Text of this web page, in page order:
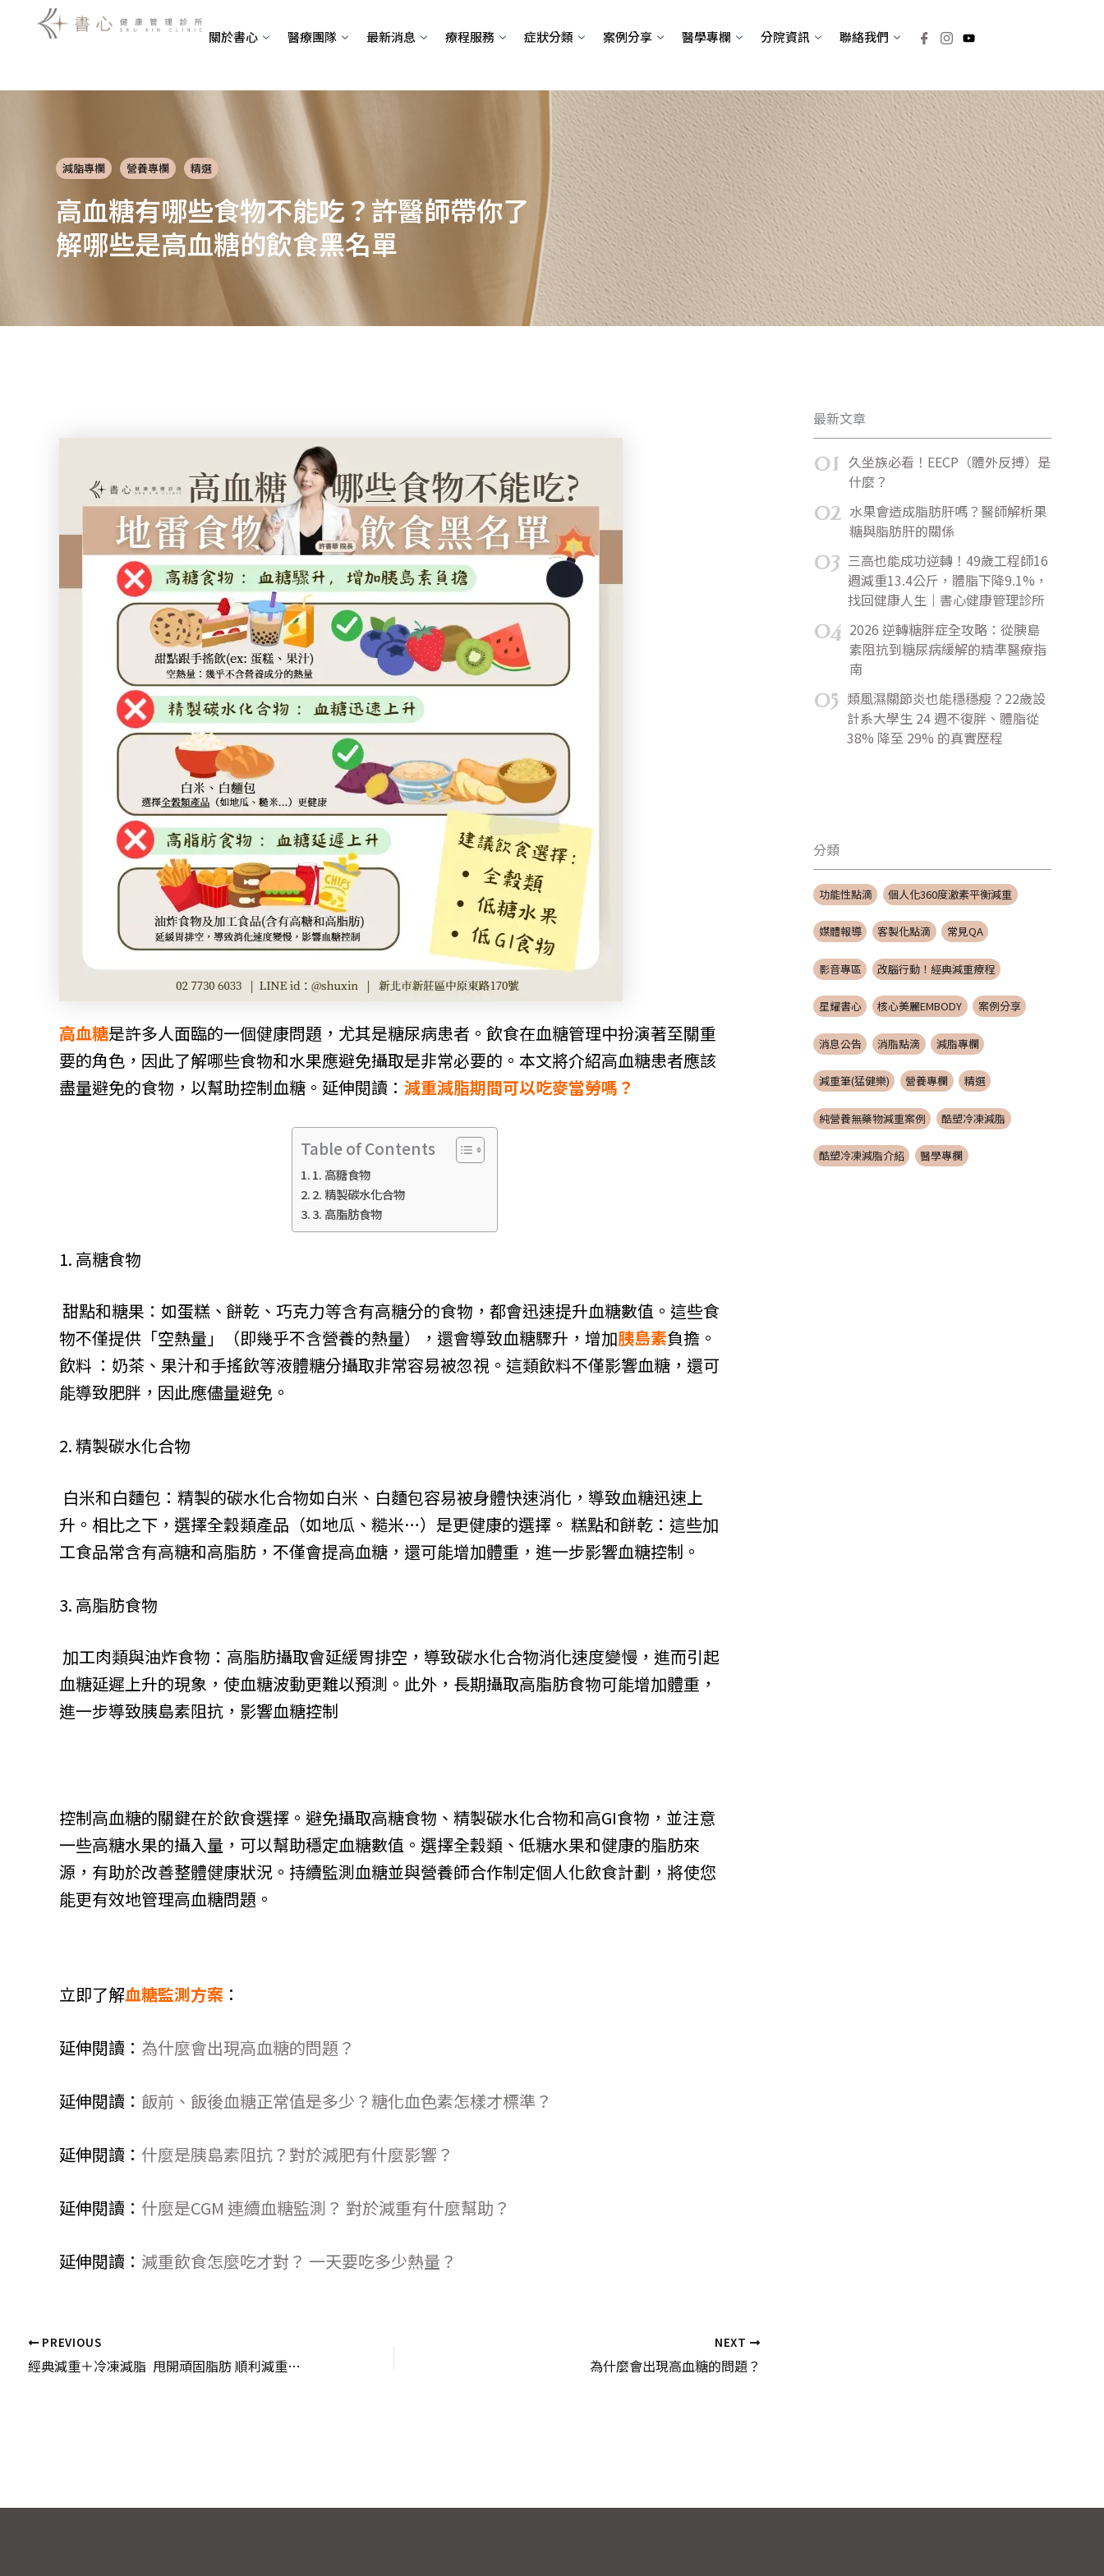
內
關於書心 醫療團隊 最新消息 療程服務 症狀分類 案例分享 醫學專欄 分院資訊 聯絡我們
減脂專欄 營養專欄 精選
高血糖有哪些食物不能吃？許醫師帶你了
解哪些是高血糖的飲食黑名單
高血糖是許多人面臨的一個健康問題，尤其是糖尿病患者。飲食在血糖管理中扮演著至關重
要的角色，因此了解哪些食物和水果應避免攝取是非常必要的。本文將介紹高血糖患者應該
盡量避免的食物，以幫助控制血糖。延伸閱讀： 減重減脂期間可以吃麥當勞嗎？
Table of Contents
1. 高糖食物
2. 精製碳水化合物
3. 高脂肪食物
1. 高糖食物
甜點和糖果：如蛋糕、餅乾、巧克力等含有高糖分的食物，都會迅速提升血糖數值。這些食
物不僅提供「空熱量」（即幾乎不含營養的熱量），還會導致血糖驟升，增加胰島素負擔。
飲料 ：奶茶、果汁和手搖飲等液體糖分攝取非常容易被忽視。這類飲料不僅影響血糖，還可
能導致肥胖，因此應儘量避免。
2. 精製碳水化合物
白米和白麵包：精製的碳水化合物如白米、白麵包容易被身體快速消化，導致血糖迅速上
升。相比之下，選擇全穀類產品（如地瓜、糙米…）是更健康的選擇。 糕點和餅乾：這些加
工食品常含有高糖和高脂肪，不僅會提高血糖，還可能增加體重，進一步影響血糖控制。
3. 高脂肪食物
加工肉類與油炸食物：高脂肪攝取會延緩胃排空，導致碳水化合物消化速度變慢，進而引起
血糖延遲上升的現象，使血糖波動更難以預測。此外，長期攝取高脂肪食物可能增加體重，
進一步導致胰島素阻抗，影響血糖控制
控制高血糖的關鍵在於飲食選擇。避免攝取高糖食物、精製碳水化合物和高GI食物，並注意
一些高糖水果的攝入量，可以幫助穩定血糖數值。選擇全穀類、低糖水果和健康的脂肪來
源，有助於改善整體健康狀況。持續監測血糖並與營養師合作制定個人化飲食計劃，將使您
能更有效地管理高血糖問題。
立即了解血糖監測方案 ：
延伸閱讀： 為什麼會出現高血糖的問題？
延伸閱讀： 飯前、飯後血糖正常值是多少？糖化血色素怎樣才標準？
延伸閱讀： 什麼是胰島素阻抗？對於減肥有什麼影響？
延伸閱讀： 什麼是CGM 連續血糖監測？ 對於減重有什麼幫助？
延伸閱讀： 減重飲食怎麼吃才對？ 一天要吃多少熱量？
PREVIOUS
經典減重＋冷凍減脂 甩開頑固脂肪 順利減重4.9 公斤
NEXT
為什麼會出現高血糖的問題？
最新文章
01 久坐族必看！EECP（體外反搏）是
什麼？
02 水果會造成脂肪肝嗎？醫師解析果
糖與脂肪肝的關係
03 三高也能成功逆轉！49歲工程師16
週減重13.4公斤，體脂下降9.1%，
找回健康人生｜書心健康管理診所
04 2026 逆轉糖胖症全攻略：從胰島
素阻抗到糖尿病緩解的精準醫療指
南
05 類風濕關節炎也能穩穩瘦？22歲設
計系大學生 24 週不復胖、體脂從
38% 降至 29% 的真實歷程
分類
功能性點滴 個人化360度激素平衡減重
媒體報導 客製化點滴 常見QA
影音專區 改腦行動！經典減重療程
星耀書心 核心美麗EMBODY 案例分享
消息公告 消脂點滴 減脂專欄
減重筆(猛健樂) 營養專欄 精選
純營養無藥物減重案例 酷塑冷凍減脂
酷塑冷凍減脂介紹 醫學專欄